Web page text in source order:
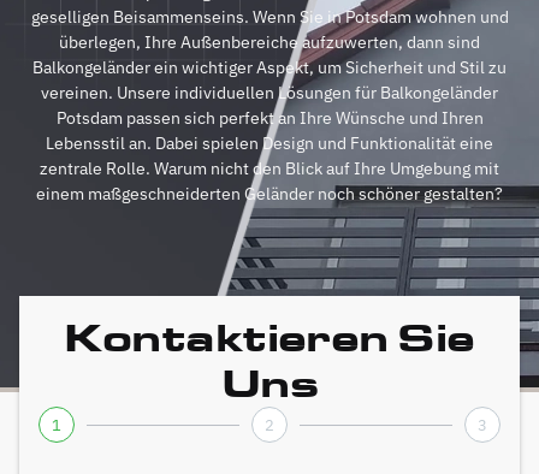
geselligen Beisammenseins. Wenn Sie in Potsdam wohnen und
überlegen, Ihre Außenbereiche aufzuwerten, dann sind
Balkongeländer ein wichtiger Aspekt, um Sicherheit und Stil zu
vereinen. Unsere individuellen Lösungen für Balkongeländer
Potsdam passen sich perfekt an Ihre Wünsche und Ihren
Lebensstil an. Dabei spielen Design und Funktionalität eine
zentrale Rolle. Warum nicht den Blick auf Ihre Umgebung mit
einem maßgeschneiderten Geländer noch schöner gestalten?
Kontaktieren Sie
Uns
1 2 3